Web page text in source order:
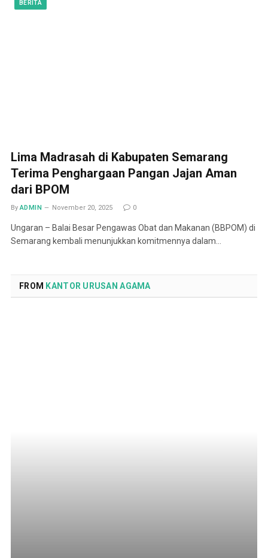
BERITA
Lima Madrasah di Kabupaten Semarang
Terima Penghargaan Pangan Jajan Aman
dari BPOM
By ADMIN November 20, 2025 0
Ungaran – Balai Besar Pengawas Obat dan Makanan (BBPOM) di
Semarang kembali menunjukkan komitmennya dalam…
FROM KANTOR URUSAN AGAMA